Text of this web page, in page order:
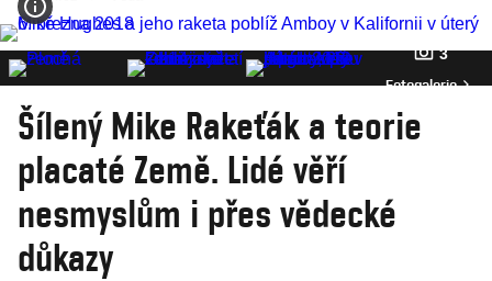
3
Fotogalerie
Šílený Mike Rakeťák a teorie
placaté Země. Lidé věří
nesmyslům i přes vědecké
důkazy